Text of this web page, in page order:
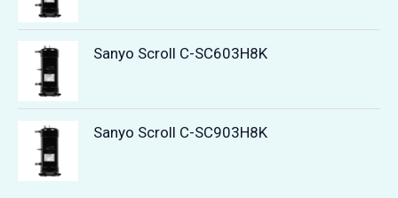
Sanyo Scroll C-SC603H8K
Sanyo Scroll C-SC903H8K